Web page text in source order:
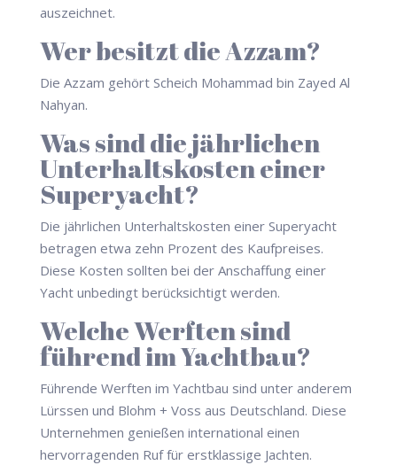
auszeichnet.
Wer besitzt die Azzam?
Die Azzam gehört Scheich Mohammad bin Zayed Al
Nahyan.
Was sind die jährlichen
Unterhaltskosten einer
Superyacht?
Die jährlichen Unterhaltskosten einer Superyacht
betragen etwa zehn Prozent des Kaufpreises.
Diese Kosten sollten bei der Anschaffung einer
Yacht unbedingt berücksichtigt werden.
Welche Werften sind
führend im Yachtbau?
Führende Werften im Yachtbau sind unter anderem
Lürssen und Blohm + Voss aus Deutschland. Diese
Unternehmen genießen international einen
hervorragenden Ruf für erstklassige Jachten.